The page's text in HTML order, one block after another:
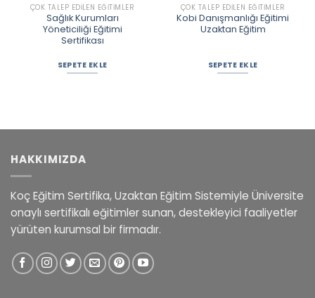
ÇOK TALEP EDILEN EĞITIMLER
Sağlık Kurumları
Yöneticiliği Eğitimi
Sertifikası
SEPETE EKLE
ÇOK TALEP EDILEN EĞITIMLER
Kobi Danışmanlığı Eğitimi
Uzaktan Eğitim
SEPETE EKLE
HAKKIMIZDA
Koç Eğitim Sertifika, Uzaktan Eğitim Sistemiyle Üniversite
onaylı sertifikalı eğitimler sunan, destekleyici faaliyetler
yürüten kurumsal bir firmadır.